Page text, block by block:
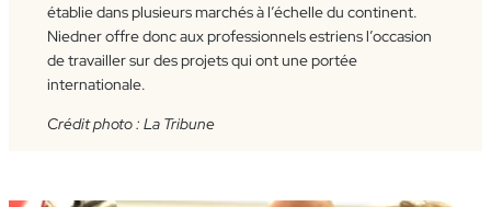
établie dans plusieurs marchés à l’échelle du continent.
Niedner offre donc aux professionnels estriens l’occasion
de travailler sur des projets qui ont une portée
internationale.
Crédit photo : La Tribune